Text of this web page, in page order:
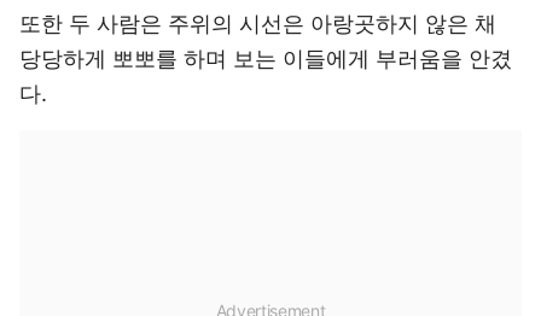
또한 두 사람은 주위의 시선은 아랑곳하지 않은 채
당당하게 뽀뽀를 하며 보는 이들에게 부러움을 안겼
다.